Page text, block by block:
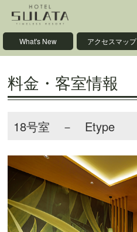
What's New アクセスマップ
料金・客室情報
18号室 － Etype